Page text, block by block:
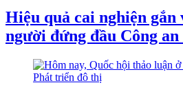
Hiệu quả cai nghiện
người đứng đầu Công